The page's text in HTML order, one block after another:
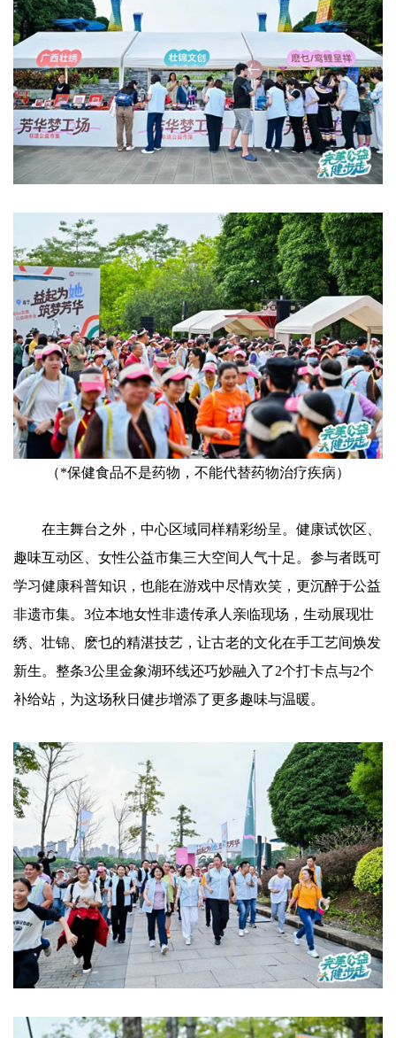
（*保健食品不是药物，不能代替药物治疗疾病）
在主舞台之外，中心区域同样精彩纷呈。健康试饮区、
趣味互动区、女性公益市集三大空间人气十足。参与者既可
学习健康科普知识，也能在游戏中尽情欢笑，更沉醉于公益
非遗市集。3位本地女性非遗传承人亲临现场，生动展现壮
绣、壮锦、麽乜的精湛技艺，让古老的文化在手工艺间焕发
新生。整条3公里金象湖环线还巧妙融入了2个打卡点与2个
补给站，为这场秋日健步增添了更多趣味与温暖。